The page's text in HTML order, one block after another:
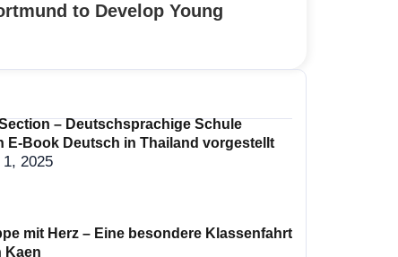
to Develop Young
– Deutschsprachige Schule
E-Book Deutsch in Thailand vorgestellt
2025
mit Herz – Eine besondere Klassenfahrt
Kaen